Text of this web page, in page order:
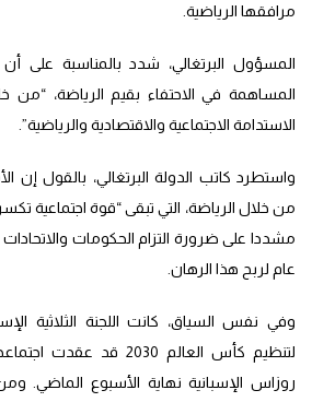
مرافقها الرياضية.
المسؤول البرتغالي، شدد بالمناسبة على
المساهمة في الاحتفاء بقيم الرياضة،
الاستدامة الاجتماعية والاقتصادية والرياضية”.
واستطرد كاتب الدولة البرتغالي، بالقول إن
من خلال الرياضة، التي تبقى “قوة اجتماعية تكسر
مشددا على ضرورة التزام الحكومات
عام لربح هذا الرهان.
وفي نفس السياق، كانت اللجنة الثلاثية
لتنظيم كأس العالم 2030
روزاس الإسبانية نهاية الأسبوع الماضي.